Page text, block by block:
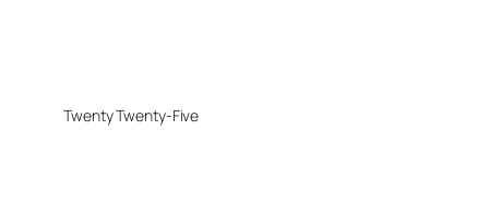
Twenty Twenty-Five